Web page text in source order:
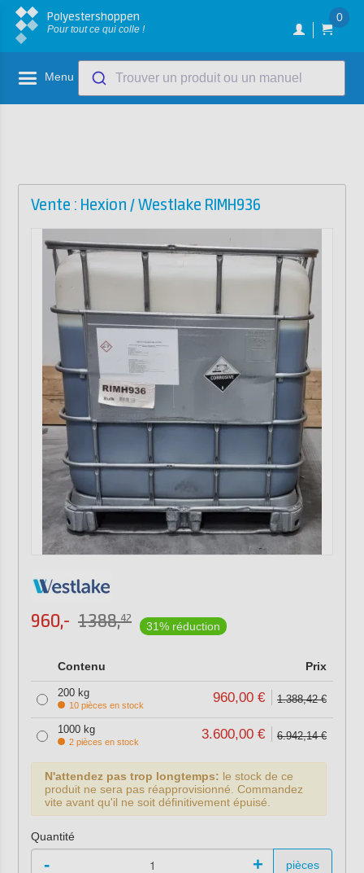
Polyestershoppen
Pour tout ce qui colle !
0
Menu Trouver un produit ou un manuel
Vente : Hexion / Westlake RIMH936
960,- 1388,42
31% réduction
Contenu Prix
200 kg
10 pièces en stock 960,00 € 1.388,42 €
1000 kg
2 pièces en stock 3.600,00 € 6.942,14 €
N'attendez pas trop longtemps: le stock de ce
produit ne sera pas réapprovisionné. Commandez
vite avant qu'il ne soit définitivement épuisé.
Quantité
- + pièces